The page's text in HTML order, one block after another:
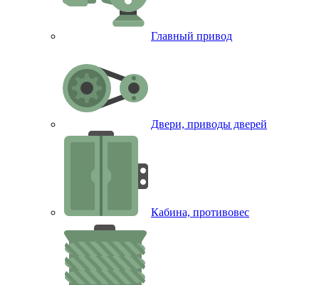
Главный привод
Двери, приводы дверей
Кабина, противовес